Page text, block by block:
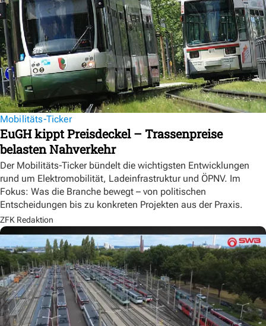
Mobilitäts-Ticker
EuGH kippt Preisdeckel – Trassenpreise
belasten Nahverkehr
Der Mobilitäts-Ticker bündelt die wichtigsten Entwicklungen
rund um Elektromobilität, Ladeinfrastruktur und ÖPNV. Im
Fokus: Was die Branche bewegt – von politischen
Entscheidungen bis zu konkreten Projekten aus der Praxis.
ZFK Redaktion